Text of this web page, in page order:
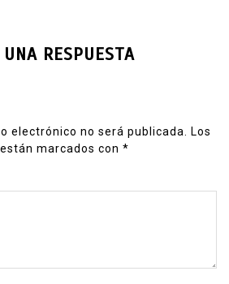
UNA RESPUESTA
electrónico no será publicada.
Los
marcados con *